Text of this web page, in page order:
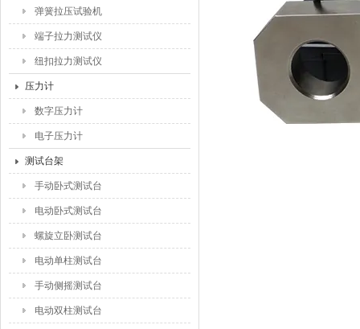
弹簧拉压试验机
端子拉力测试仪
纽扣拉力测试仪
压力计
数字压力计
电子压力计
测试台架
手动卧式测试台
电动卧式测试台
螺旋立卧测试台
电动单柱测试台
手动侧摇测试台
电动双柱测试台